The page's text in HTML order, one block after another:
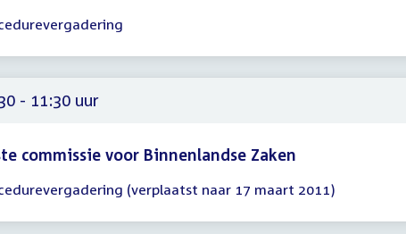
- 11:30 uur
commissie voor Binnenlandse Zaken
(verplaatst naar 17 maart 2011)